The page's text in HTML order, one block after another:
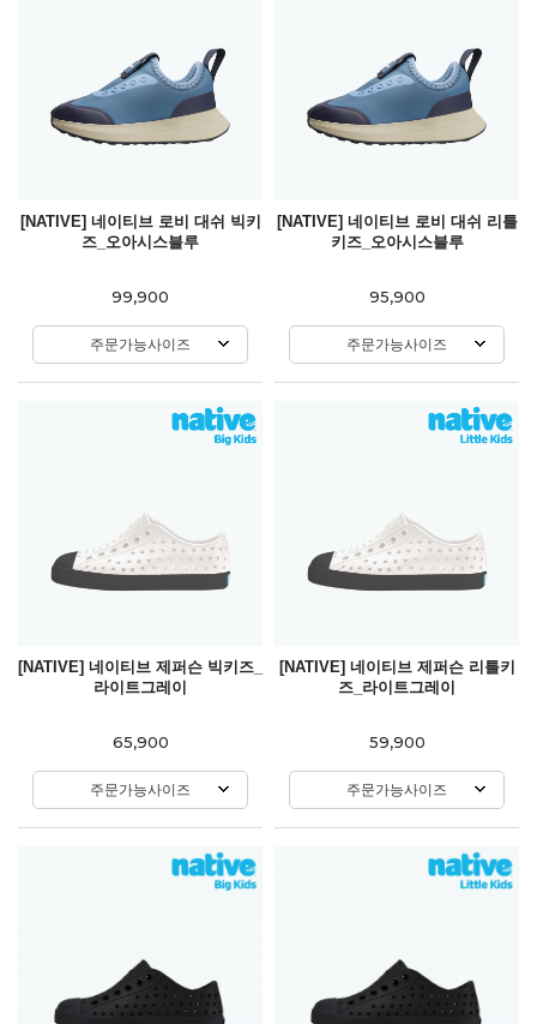
[NATIVE] 네이티브 로비 대쉬 빅키
즈_오아시스블루
99,900
주문가능사이즈
[NATIVE] 네이티브 로비 대쉬 리틀
키즈_오아시스블루
95,900
주문가능사이즈
[NATIVE] 네이티브 제퍼슨 빅키즈_
라이트그레이
65,900
주문가능사이즈
[NATIVE] 네이티브 제퍼슨 리틀키
즈_라이트그레이
59,900
주문가능사이즈